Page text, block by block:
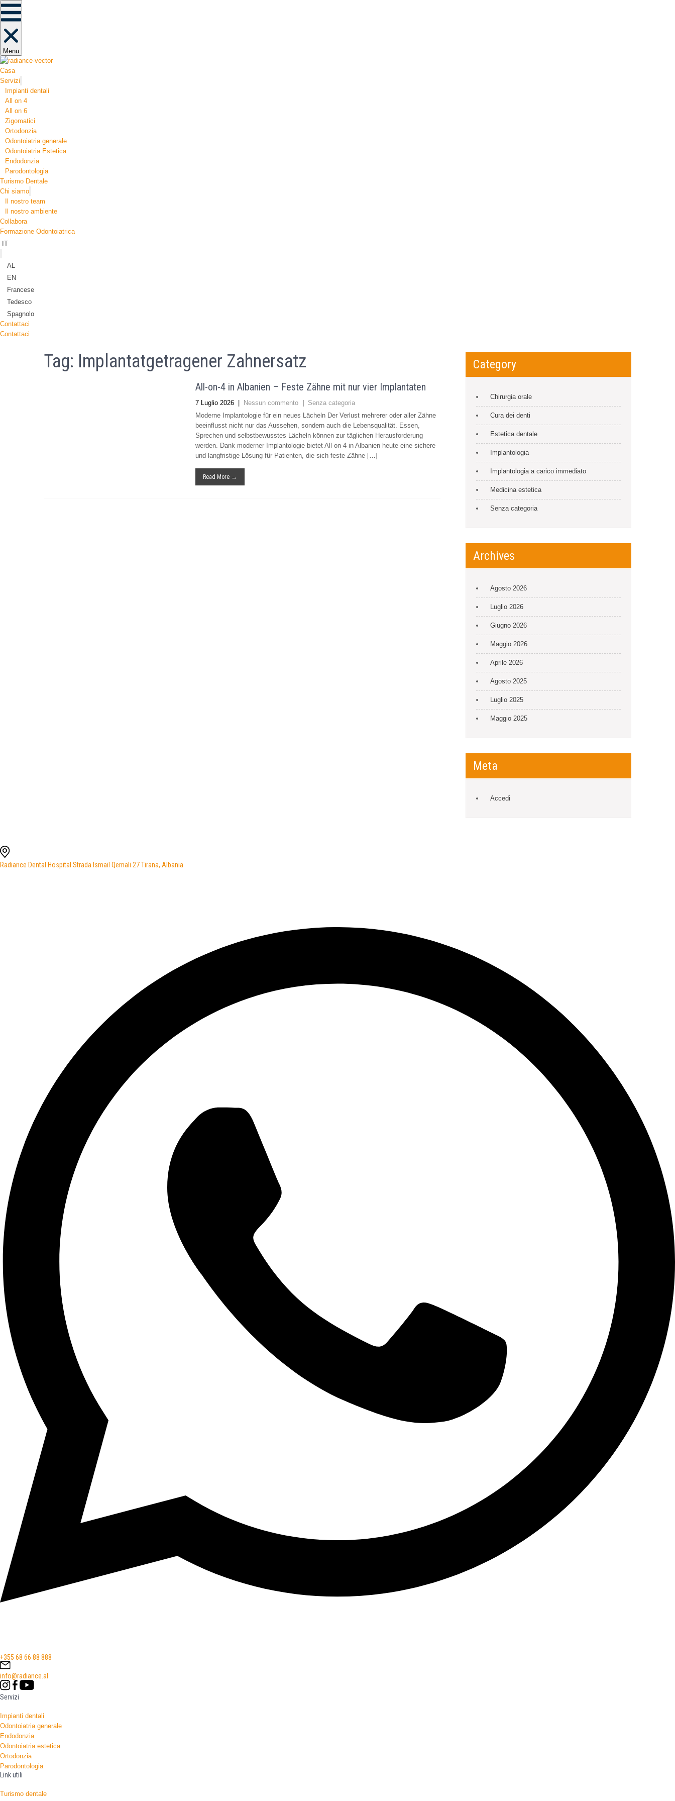
Menu
Casa
Servizi
Impianti dentali
All on 4
All on 6
Zigomatici
Ortodonzia​
Odontoiatria generale
Odontoiatria Estetica
Endodonzia
Parodontologia
Turismo Dentale
Chi siamo
Il nostro team
Il nostro ambiente
Collabora
Formazione Odontoiatrica
IT
AL
EN
Francese
Tedesco
Spagnolo
Contattaci
Contattaci
Tag: Implantatgetragener Zahnersatz
All-on-4 in Albanien – Feste Zähne mit nur vier Implantaten
7 Luglio 2026 | Nessun commento | Senza categoria
Moderne Implantologie für ein neues Lächeln Der Verlust mehrerer oder aller Zähne
beeinflusst nicht nur das Aussehen, sondern auch die Lebensqualität. Essen,
Sprechen und selbstbewusstes Lächeln können zur täglichen Herausforderung
werden. Dank moderner Implantologie bietet All-on-4 in Albanien heute eine sichere
und langfristige Lösung für Patienten, die sich feste Zähne […]
Read More →
Category
Chirurgia orale
Cura dei denti
Estetica dentale
Implantologia
Implantologia a carico immediato
Medicina estetica
Senza categoria
Archives
Agosto 2026
Luglio 2026
Giugno 2026
Maggio 2026
Aprile 2026
Agosto 2025
Luglio 2025
Maggio 2025
Meta
Accedi
Radiance Dental Hospital Strada Ismail Qemali 27 Tirana, Albania
+355 68 66 88 888
info@radiance.al
Servizi
Impianti dentali
Odontoiatria generale
Endodonzia
Odontoiatria estetica
Ortodonzia
Parodontologia
Link utili
Turismo dentale